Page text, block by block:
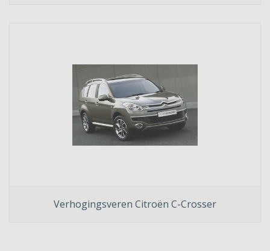
Verhogingsveren Citroën C-Crosser